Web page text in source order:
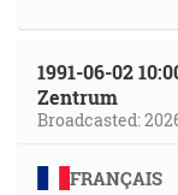
1991-06-02
Zentrum
Broadcasted:
FRANÇAIS